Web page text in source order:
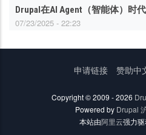
Drupal在AI Agent（智能体）时
07/23/2025 - 22:23
申请链接 赞助中
Copyright © 2009 - 2026
Powered by Drupal
本站由阿里云强力驱